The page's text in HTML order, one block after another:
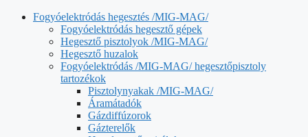
Fogyóelektródás hegesztés /MIG-MAG/
Fogyóelektródás hegesztő gépek
Hegesztő pisztolyok /MIG-MAG/
Hegesztő huzalok
Fogyóelektródás /MIG-MAG/ hegesztőpisztoly
tartozékok
Pisztolynyakak /MIG-MAG/
Áramátadók
Gázdiffúzorok
Gázterelők